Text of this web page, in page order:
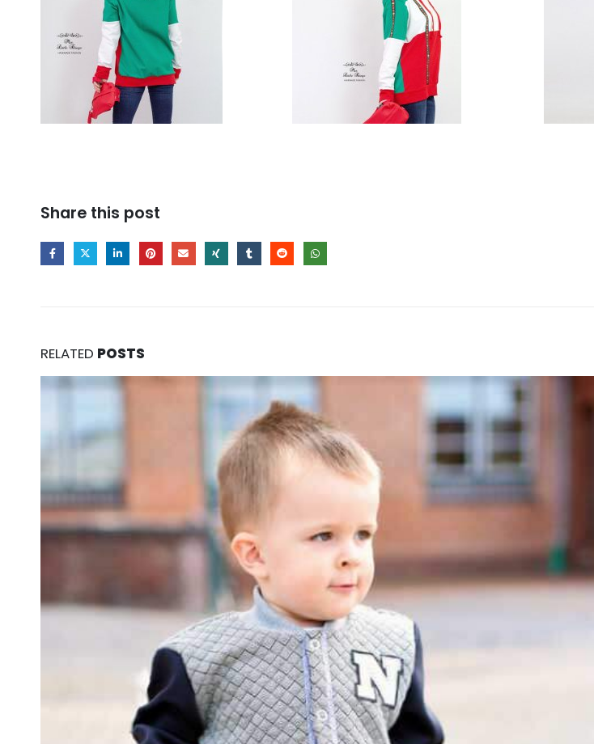
Share this post
RELATED POSTS